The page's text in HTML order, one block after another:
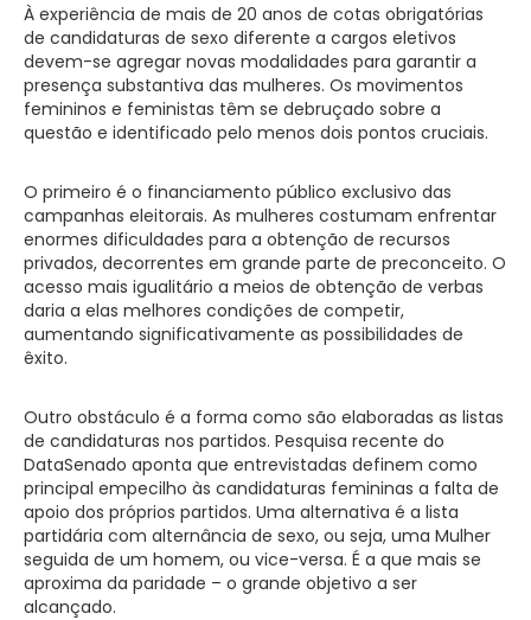
À experiência de mais de 20 anos de cotas obrigatórias
de candidaturas de sexo diferente a cargos eletivos
devem-se agregar novas modalidades para garantir a
presença substantiva das mulheres. Os movimentos
femininos e feministas têm se debruçado sobre a
questão e identificado pelo menos dois pontos cruciais.
O primeiro é o financiamento público exclusivo das
campanhas eleitorais. As mulheres costumam enfrentar
enormes dificuldades para a obtenção de recursos
privados, decorrentes em grande parte de preconceito. O
acesso mais igualitário a meios de obtenção de verbas
daria a elas melhores condições de competir,
aumentando significativamente as possibilidades de
êxito.
Outro obstáculo é a forma como são elaboradas as listas
de candidaturas nos partidos. Pesquisa recente do
DataSenado aponta que entrevistadas definem como
principal empecilho às candidaturas femininas a falta de
apoio dos próprios partidos. Uma alternativa é a lista
partidária com alternância de sexo, ou seja, uma Mulher
seguida de um homem, ou vice-versa. É a que mais se
aproxima da paridade – o grande objetivo a ser
alcançado.